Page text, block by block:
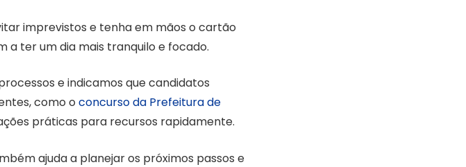
imprevistos e tenha em mãos o cartão
a ter um dia mais tranquilo e focado.
e indicamos que candidatos
como o concurso da Prefeitura de
práticas para recursos rapidamente.
ajuda a planejar os próximos passos e